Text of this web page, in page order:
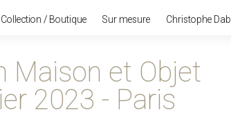
Collection / Boutique Sur mesure Christophe
Maison et Objet
2023 - Paris